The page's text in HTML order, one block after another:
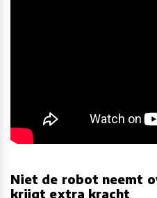
Niet de robot neemt
krijgt extra kracht